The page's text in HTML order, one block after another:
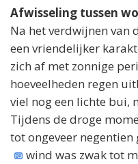
Afwisseling tussen
Na het verdwijnen van
een vriendelijker
zich af met zonnige
hoeveelheden regen
viel nog een lichte bui,
Tijdens de droge
tot ongeveer negentien
wind was zwak tot